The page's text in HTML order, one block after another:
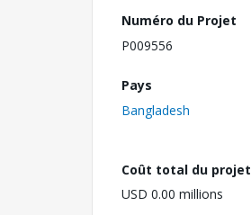
Numéro du Projet
P009556
Pays
Bangladesh
Coût total du projet
USD 0.00 millions